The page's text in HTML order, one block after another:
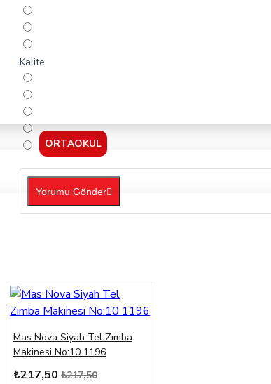
ORTAOKUL
Kalite
Yorumu Gönder
Mas Nova Siyah Tel Zımba
Makinesi No:10 1196
₺217,50 ₺217,50